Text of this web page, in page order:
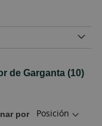
de Garganta (10)
por